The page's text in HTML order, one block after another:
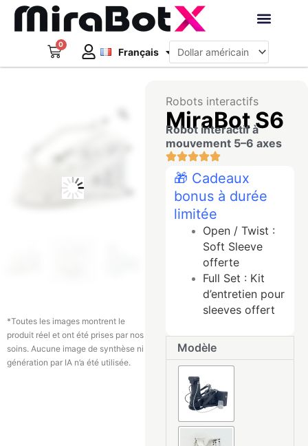
Aller
0
Panier Français
Deutsch
日本語
*Toutes les images montrent le
produit réel et ont été prises par nos
soins. Aucune image de synthèse ni
génération par IA n’a été utilisée.
Robots interactifs
MiraBot S6
Robot interactif à
mouvement 5–6 axes
🎁 Cadeaux
bonus à durée
limitée
Open / Twist :
Soft Sleeve
offerte
Full Set : Kit
d’entretien pour
sleeves offert
Modèle
quantité
de
MiraBot